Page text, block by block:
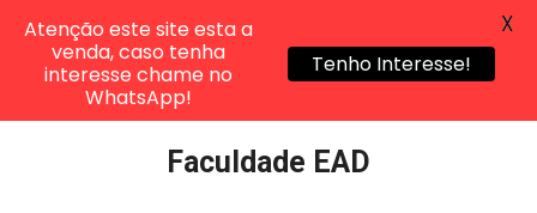
Faculdade EAD
Atenção este site esta a
venda, caso tenha
interesse chame no
WhatsApp!
Tenho Interesse!
X